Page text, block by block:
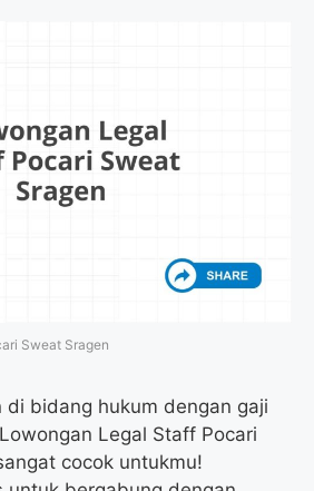
Sweat Sragen
di bidang hukum dengan gaji
Legal Staff Pocari
cocok untukmu!